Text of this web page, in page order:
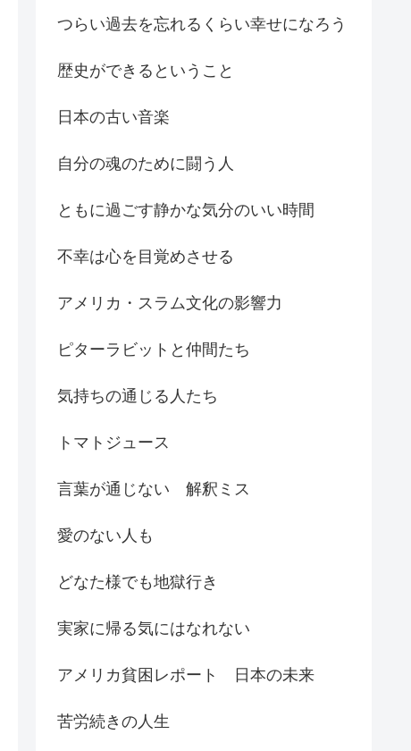
つらい過去を忘れるくらい幸せになろう
歴史ができるということ
日本の古い音楽
自分の魂のために闘う人
ともに過ごす静かな気分のいい時間
不幸は心を目覚めさせる
アメリカ・スラム文化の影響力
ピターラビットと仲間たち
気持ちの通じる人たち
トマトジュース
言葉が通じない 解釈ミス
愛のない人も
どなた様でも地獄行き
実家に帰る気にはなれない
アメリカ貧困レポート 日本の未来
苦労続きの人生